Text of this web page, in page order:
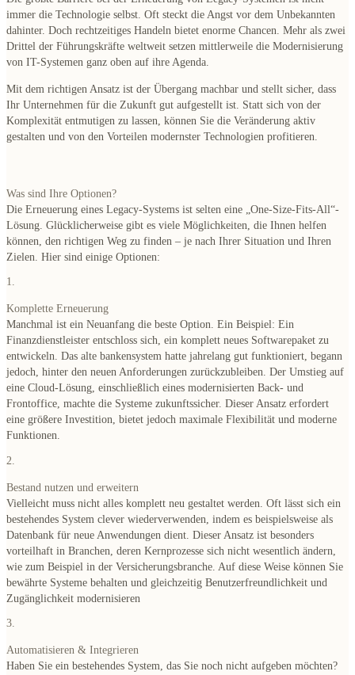
immer die Technologie selbst. Oft steckt die Angst vor dem Unbekannten
dahinter. Doch rechtzeitiges Handeln bietet enorme Chancen. Mehr als zwei
Drittel der Führungskräfte weltweit setzen mittlerweile die Modernisierung
von IT-Systemen ganz oben auf ihre Agenda.
Mit dem richtigen Ansatz ist der Übergang machbar und stellt sicher, dass
Ihr Unternehmen für die Zukunft gut aufgestellt ist. Statt sich von der
Komplexität entmutigen zu lassen, können Sie die Veränderung aktiv
gestalten und von den Vorteilen modernster Technologien profitieren.
Was sind Ihre Optionen?
Die Erneuerung eines Legacy-Systems ist selten eine „One-Size-Fits-All“-
Lösung. Glücklicherweise gibt es viele Möglichkeiten, die Ihnen helfen
können, den richtigen Weg zu finden – je nach Ihrer Situation und Ihren
Zielen. Hier sind einige Optionen:
1.
Komplette Erneuerung
Manchmal ist ein Neuanfang die beste Option. Ein Beispiel: Ein
Finanzdienstleister entschloss sich, ein komplett neues Softwarepaket zu
entwickeln. Das alte bankensystem hatte jahrelang gut funktioniert, begann
jedoch, hinter den neuen Anforderungen zurückzubleiben. Der Umstieg auf
eine Cloud-Lösung, einschließlich eines modernisierten Back- und
Frontoffice, machte die Systeme zukunftssicher. Dieser Ansatz erfordert
eine größere Investition, bietet jedoch maximale Flexibilität und moderne
Funktionen.
2.
Bestand nutzen und erweitern
Vielleicht muss nicht alles komplett neu gestaltet werden. Oft lässt sich ein
bestehendes System clever wiederverwenden, indem es beispielsweise als
Datenbank für neue Anwendungen dient. Dieser Ansatz ist besonders
vorteilhaft in Branchen, deren Kernprozesse sich nicht wesentlich ändern,
wie zum Beispiel in der Versicherungsbranche. Auf diese Weise können Sie
bewährte Systeme behalten und gleichzeitig Benutzerfreundlichkeit und
Zugänglichkeit modernisieren
3.
Automatisieren & Integrieren
Haben Sie ein bestehendes System, das Sie noch nicht aufgeben möchten?